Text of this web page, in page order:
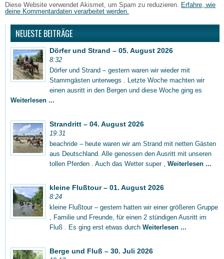
Diese Website verwendet Akismet, um Spam zu reduzieren.
Erfahre, wie
deine Kommentardaten verarbeitet werden.
NEUESTE BEITRÄGE
Dörfer und Strand – 05. August 2026
8:32
Dörfer und Strand – gestern waren wir wieder mit
Stammgästen unterwegs . Letzte Woche machten wir
einen ausritt in den Bergen und diese Woche ging es
Weiterlesen ...
Strandritt – 04. August 2026
19:31
beachride – heute waren wir am Strand mit netten Gästen
aus Deutschland. Alle genossen den Ausritt mit unseren
tollen Pferden . Auch das Wetter super , Weiterlesen ...
kleine Flußtour – 01. August 2026
8:24
kleine Flußtour – gestern hatten wir einer größeren Gruppe
, Familie und Freunde, für einen 2 stündigen Ausritt im
Fluß . Es ging erst etwas durch Weiterlesen ...
Berge und Fluß – 30. Juli 2026